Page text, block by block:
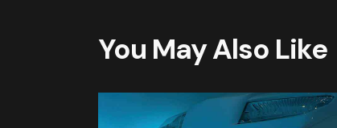
You May Also Like